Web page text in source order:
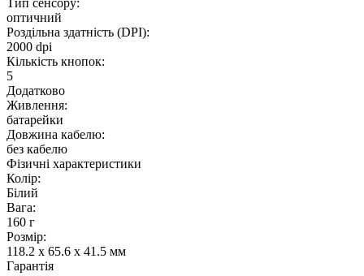
оптичний
Роздільна здатність (DPI):
2000 dpi
Кількість кнопок:
5
Додатково
Живлення:
батарейки
Довжина кабелю:
без кабелю
Фізичні характеристики
Колір:
Білий
Вага:
160 г
Розмір:
118.2 x 65.6 x 41.5 мм
Гарантія